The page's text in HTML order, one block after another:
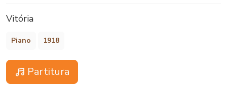
Vitória
Piano 1918
Partitura